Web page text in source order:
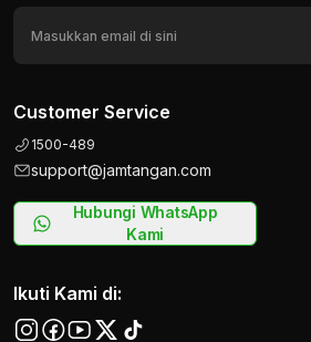
Customer Service
1500-489
support@jamtangan.com
Hubungi WhatsApp
Kami
Ikuti Kami di: